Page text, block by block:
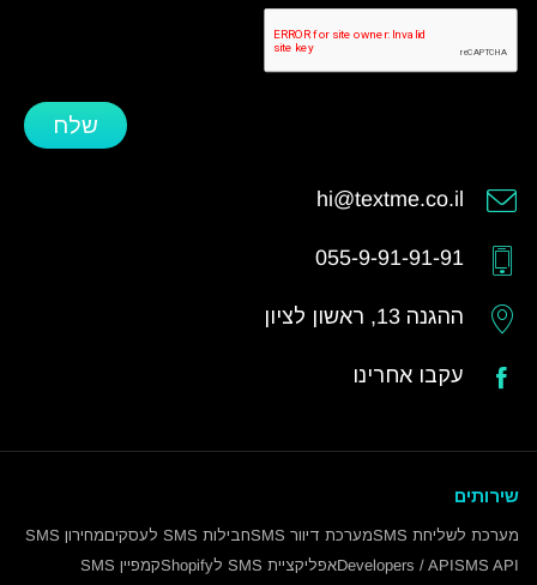
שלח
hi@textme.co.il
055-9-91-91-91
ההגנה 13, ראשון לציון
עקבו אחרינו
שירותים
מערכת לשליחת SMS מערכת דיוור SMS חבילות SMS לעסקים
מחירון SMS
SMS API
Developers / APIאפליקציית SMS לShopify
קמפיין SMS